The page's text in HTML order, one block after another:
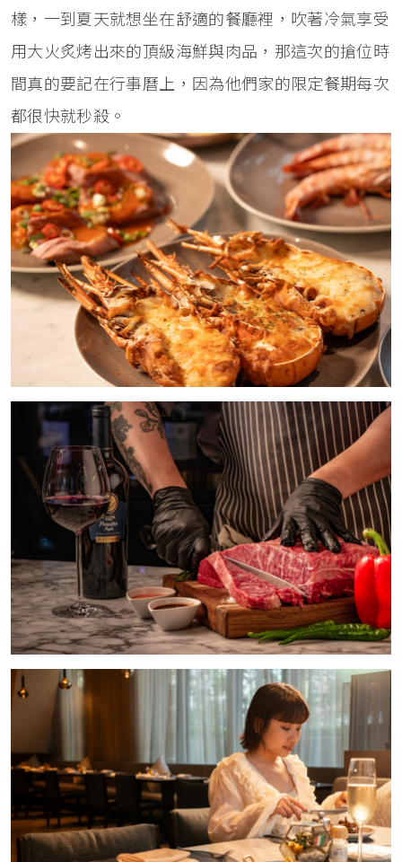
樣，一到夏天就想坐在舒適的餐廳裡，吹著冷氣享受
用大火炙烤出來的頂級海鮮與肉品，那這次的搶位時
間真的要記在行事曆上，因為他們家的限定餐期每次
都很快就秒殺。